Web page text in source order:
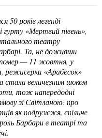
50 років легенді
гурту «Мертвий півень»,
театру
Та, не доживши
помер — 11 жовтня, у
режисерки «Арабесок»
стала величезним шоком
тож напередодні
зі Світланою: про
як подружжя, спільне
Барбари в театрі та